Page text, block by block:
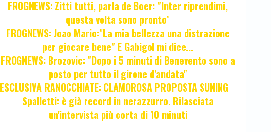
FROGNEWS: Zitti tutti, parla de Boer: "Inter riprendimi,
questa volta sono pronto"
FROGNEWS: Joao Mario:"La mia bellezza una distrazione
per giocare bene" E Gabigol mi dice...
FROGNEWS: Brozovic: "Dopo i 5 minuti di Benevento sono a
posto per tutto il girone d'andata"
ESCLUSIVA RANOCCHIATE: CLAMOROSA PROPOSTA SUNING
Spalletti: è già record in nerazzurro. Rilasciata
un'intervista più corta di 10 minuti